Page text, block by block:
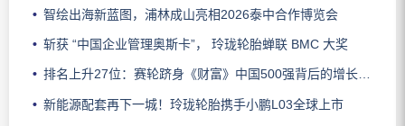
智绘出海新蓝图，浦林成山亮相2026泰中合作博览会
斩获 “中国企业管理奥斯卡”， 玲珑轮胎蝉联 BMC 大奖
排名上升27位：赛轮跻身《财富》中国500强背后的增长逻辑
新能源配套再下一城！玲珑轮胎携手小鹏L03全球上市